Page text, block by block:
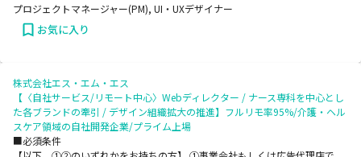
プロジェクトマネージャー(PM), UI・UXデザイナー
お気に入り
株式会社エス・エム・エス
【〈自社サービス/リモート中心〉Webディレクター / ナース専科を中心とし
た各ブランドの牽引 / デザイン組織拡大の推進】フルリモ率95%/介護・ヘル
スケア領域の自社開発企業/プライム上場
■必須条件